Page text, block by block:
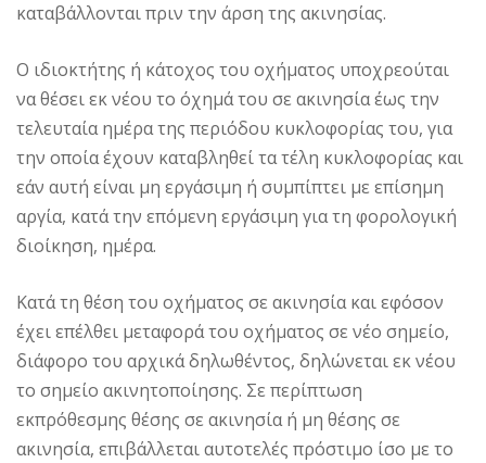
καταβάλλονται πριν την άρση της ακινησίας.
Ο ιδιοκτήτης ή κάτοχος του οχήματος υποχρεούται
να θέσει εκ νέου το όχημά του σε ακινησία έως την
τελευταία ημέρα της περιόδου κυκλοφορίας του, για
την οποία έχουν καταβληθεί τα τέλη κυκλοφορίας και
εάν αυτή είναι μη εργάσιμη ή συμπίπτει με επίσημη
αργία, κατά την επόμενη εργάσιμη για τη φορολογική
διοίκηση, ημέρα.
Κατά τη θέση του οχήματος σε ακινησία και εφόσον
έχει επέλθει μεταφορά του οχήματος σε νέο σημείο,
διάφορο του αρχικά δηλωθέντος, δηλώνεται εκ νέου
το σημείο ακινητοποίησης. Σε περίπτωση
εκπρόθεσμης θέσης σε ακινησία ή μη θέσης σε
ακινησία, επιβάλλεται αυτοτελές πρόστιμο ίσο με το